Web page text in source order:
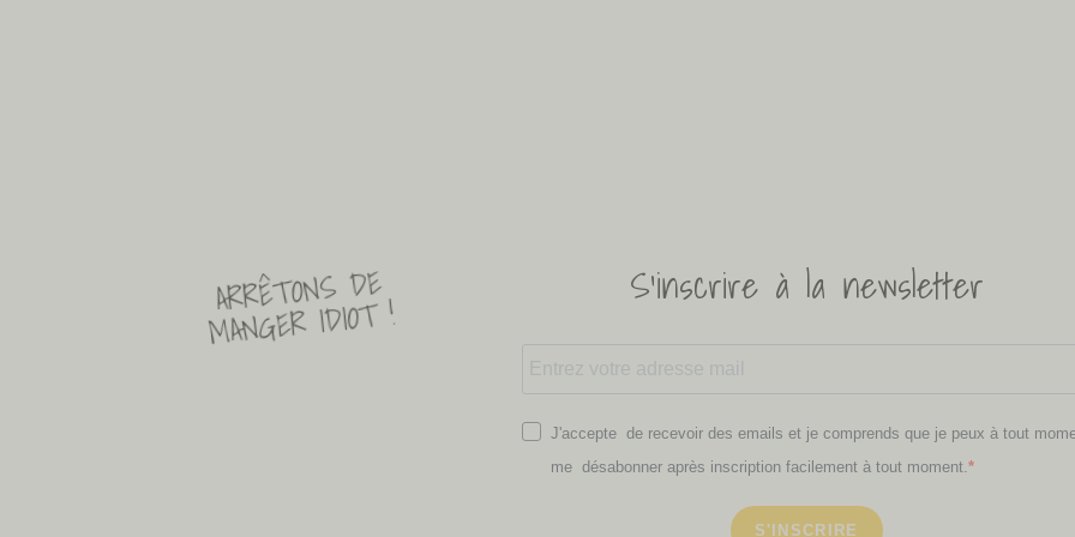
ARRÊTONS DE
MANGER IDIOT !
S'inscrire à la newsletter
J'accepte de recevoir des emails et je comprends que je peux à tout
me désabonner après inscription facilement à tout moment.
S'INSCRIRE